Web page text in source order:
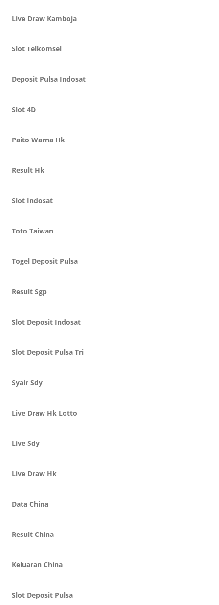
Live Draw Kamboja
Slot Telkomsel
Deposit Pulsa Indosat
Slot 4D
Paito Warna Hk
Result Hk
Slot Indosat
Toto Taiwan
Togel Deposit Pulsa
Result Sgp
Slot Deposit Indosat
Slot Deposit Pulsa Tri
Syair Sdy
Live Draw Hk Lotto
Live Sdy
Live Draw Hk
Data China
Result China
Keluaran China
Slot Deposit Pulsa